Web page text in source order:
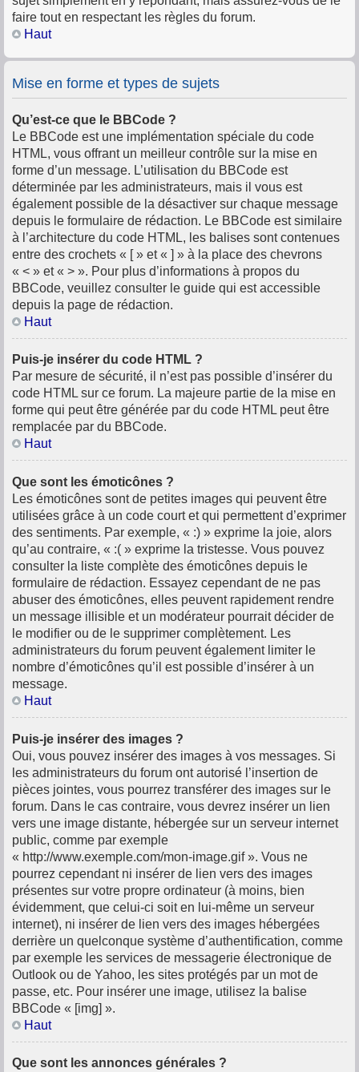
faire tout en respectant les règles du forum.
Haut
Mise en forme et types de sujets
Qu’est-ce que le BBCode ?
Le BBCode est une implémentation spéciale du code
HTML, vous offrant un meilleur contrôle sur la mise en
forme d’un message. L’utilisation du BBCode est
déterminée par les administrateurs, mais il vous est
également possible de la désactiver sur chaque message
depuis le formulaire de rédaction. Le BBCode est similaire
à l’architecture du code HTML, les balises sont contenues
entre des crochets « [ » et « ] » à la place des chevrons
« < » et « > ». Pour plus d’informations à propos du
BBCode, veuillez consulter le guide qui est accessible
depuis la page de rédaction.
Haut
Puis-je insérer du code HTML ?
Par mesure de sécurité, il n’est pas possible d’insérer du
code HTML sur ce forum. La majeure partie de la mise en
forme qui peut être générée par du code HTML peut être
remplacée par du BBCode.
Haut
Que sont les émoticônes ?
Les émoticônes sont de petites images qui peuvent être
utilisées grâce à un code court et qui permettent d’exprimer
des sentiments. Par exemple, « :) » exprime la joie, alors
qu’au contraire, « :( » exprime la tristesse. Vous pouvez
consulter la liste complète des émoticônes depuis le
formulaire de rédaction. Essayez cependant de ne pas
abuser des émoticônes, elles peuvent rapidement rendre
un message illisible et un modérateur pourrait décider de
le modifier ou de le supprimer complètement. Les
administrateurs du forum peuvent également limiter le
nombre d’émoticônes qu’il est possible d’insérer à un
message.
Haut
Puis-je insérer des images ?
Oui, vous pouvez insérer des images à vos messages. Si
les administrateurs du forum ont autorisé l’insertion de
pièces jointes, vous pourrez transférer des images sur le
forum. Dans le cas contraire, vous devrez insérer un lien
vers une image distante, hébergée sur un serveur internet
public, comme par exemple
« http://www.exemple.com/mon-image.gif ». Vous ne
pourrez cependant ni insérer de lien vers des images
présentes sur votre propre ordinateur (à moins, bien
évidemment, que celui-ci soit en lui-même un serveur
internet), ni insérer de lien vers des images hébergées
derrière un quelconque système d’authentification, comme
par exemple les services de messagerie électronique de
Outlook ou de Yahoo, les sites protégés par un mot de
passe, etc. Pour insérer une image, utilisez la balise
BBCode « [img] ».
Haut
Que sont les annonces générales ?